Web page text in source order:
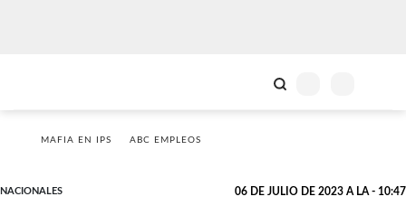
MAFIA EN IPS ABC EMPLEOS
NACIONALES 06 DE JULIO DE 2023 A LA - 10:47